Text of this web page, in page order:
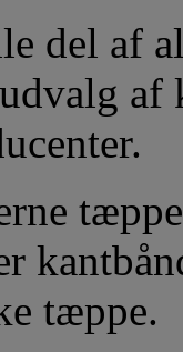
del af
tæppe.